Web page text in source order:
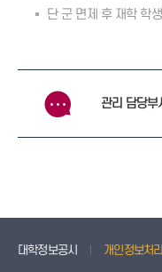
단 군 면제 후 재학 학
관리 담당부
대학정보공시 개인정보처